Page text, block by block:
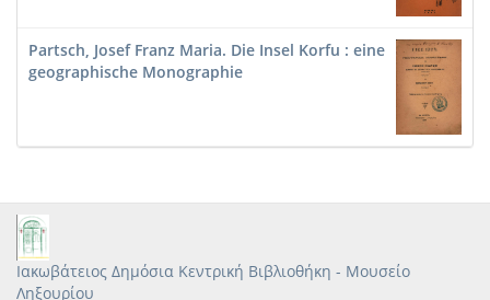
Partsch, Josef Franz Maria. Die Insel Korfu : eine
geographische Monographie
Ιακωβάτειος Δημόσια Κεντρική Βιβλιοθήκη - Μουσείο
Ληξουρίου